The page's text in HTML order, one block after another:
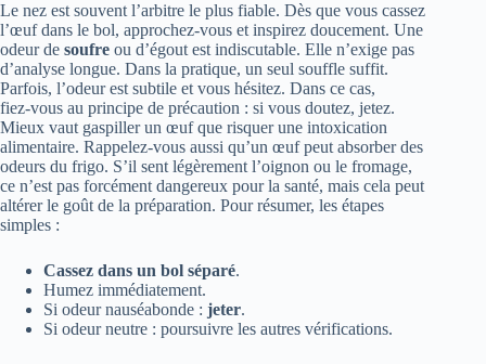
Le nez est souvent l’arbitre le plus fiable. Dès que vous cassez
l’œuf dans le bol, approchez‑vous et inspirez doucement. Une
odeur de soufre ou d’égout est indiscutable. Elle n’exige pas
d’analyse longue. Dans la pratique, un seul souffle suffit.
Parfois, l’odeur est subtile et vous hésitez. Dans ce cas,
fiez‑vous au principe de précaution : si vous doutez, jetez.
Mieux vaut gaspiller un œuf que risquer une intoxication
alimentaire. Rappelez‑vous aussi qu’un œuf peut absorber des
odeurs du frigo. S’il sent légèrement l’oignon ou le fromage,
ce n’est pas forcément dangereux pour la santé, mais cela peut
altérer le goût de la préparation. Pour résumer, les étapes
simples :
Cassez dans un bol séparé.
Humez immédiatement.
Si odeur nauséabonde : jeter.
Si odeur neutre : poursuivre les autres vérifications.